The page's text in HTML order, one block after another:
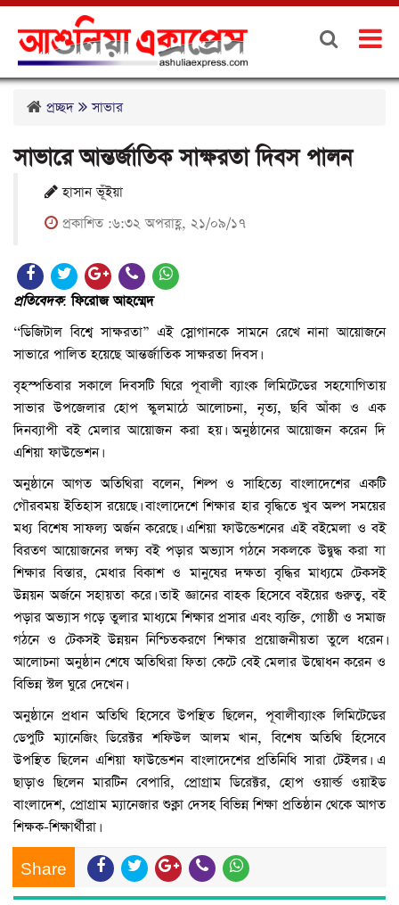
প্রচ্ছদ সাভার
সাভারে আন্তর্জাতিক সাক্ষরতা দিবস পালন
হাসান ভূঁইয়া
প্রকাশিত :৬:৩২ অপরাহ্ণ, ২১/০৯/১৭
প্রতিবেদক:ফিরোজ আহম্মেদ
‘‘ডিজিটাল বিশ্বে সাক্ষরতা” এই স্লোগানকে সামনে রেখে নানা আয়োজনে
সাভারে পালিত হয়েছে আন্তর্জাতিক সাক্ষরতা দিবস।
বৃহস্পতিবার সকালে দিবসটি ঘিরে পূবালী ব্যাংক লিমিটেডের সহযোগিতায়
সাভার উপজেলার হোপ স্কুলমাঠে আলোচনা, নৃত্য, ছবি আঁকা ও এক
দিনব্যাপী বই মেলার আয়োজন করা হয়। অনুষ্ঠানের আয়োজন করেন দি
এশিয়া ফাউন্ডেশন।
অনুষ্ঠানে আগত অতিথিরা বলেন, শিল্প ও সাহিত্যে বাংলাদেশের একটি
গৌরবময় ইতিহাস রয়েছে। বাংলাদেশে শিক্ষার হার বৃদ্ধিতে খুব অল্প সময়ের
মধ্য বিশেষ সাফল্য অর্জন করেছে। এশিয়া ফাউন্ডেশনের এই বইমেলা ও বই
বিরতণ আয়োজনের লক্ষ্য বই পড়ার অভ্যাস গঠনে সকলকে উদ্বুদ্ধ করা যা
শিক্ষার বিস্তার, মেধার বিকাশ ও মানুষের দক্ষতা বৃদ্ধির মাধ্যমে টেকসই
উন্নয়ন অর্জনে সহায়তা করে। তাই জ্ঞানের বাহক হিসেবে বইয়ের গুরুত্ব, বই
পড়ার অভ্যাস গড়ে তুলার মাধ্যমে শিক্ষার প্রসার এবং ব্যক্তি, গোষ্ঠী ও সমাজ
গঠনে ও টেকসই উন্নয়ন নিশ্চিতকরণে শিক্ষার প্রয়োজনীয়তা তুলে ধরেন।
আলোচনা অনুষ্ঠান শেষে অতিথিরা ফিতা কেটে বেই মেলার উদ্বোধন করেন ও
বিভিন্ন স্টল ঘুরে দেখেন।
অনুষ্ঠানে প্রধান অতিথি হিসেবে উপস্থিত ছিলেন, পূবালীব্যাংক লিমিটেডের
ডেপুটি ম্যানেজিং ডিরেক্টর শফিউল আলম খান, বিশেষ অতিথি হিসেবে
উপস্থিত ছিলেন এশিয়া ফাউন্ডেশন বাংলাদেশের প্রতিনিধি সারা টেইলর। এ
ছাড়াও ছিলেন মারটিন বেপারি, প্রোগ্রাম ডিরেক্টর, হোপ ওয়ার্ল্ড ওয়াইড
বাংলাদেশ, প্রোগ্রাম ম্যানেজার শুক্লা দেসহ বিভিন্ন শিক্ষা প্রতিষ্ঠান থেকে আগত
শিক্ষক-শিক্ষার্থীরা।
Share